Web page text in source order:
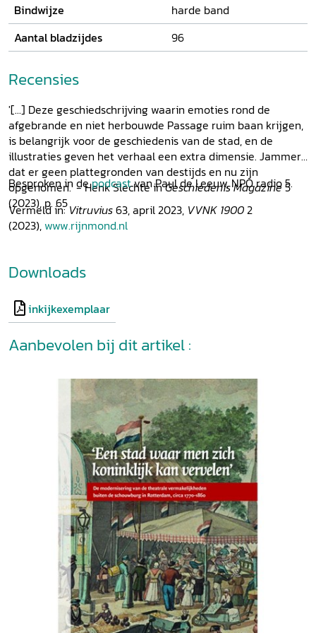
Bindwijze
harde band
Aantal bladzijdes
96
Recensies
'[...] Deze geschiedschrijving waarin emoties rond de
afgebrande en niet herbouwde Passage ruim baan krijgen,
is belangrijk voor de geschiedenis van de stad, en de
illustraties geven het verhaal een extra dimensie. Jammer
dat er geen plattegronden van destijds en nu zijn
opgenomen.' - Henk Slechte inGeschiedenis Magazine5
(2023), p. 65
Besproken in depodcastvan Paul de Leeuw, NPO radio 5.
Vermeld in:Vitruvius63, april 2023, VVNK 19002
(2023), www.rijnmond.nl
Downloads
inkijkexemplaar
Aanbevolen bij dit artikel :